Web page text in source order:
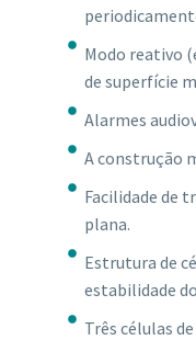
Modo reativo
de superfície
Alarmes
A construção
Facilidade de
plana.
Estrutura de
estabilidade
Três células